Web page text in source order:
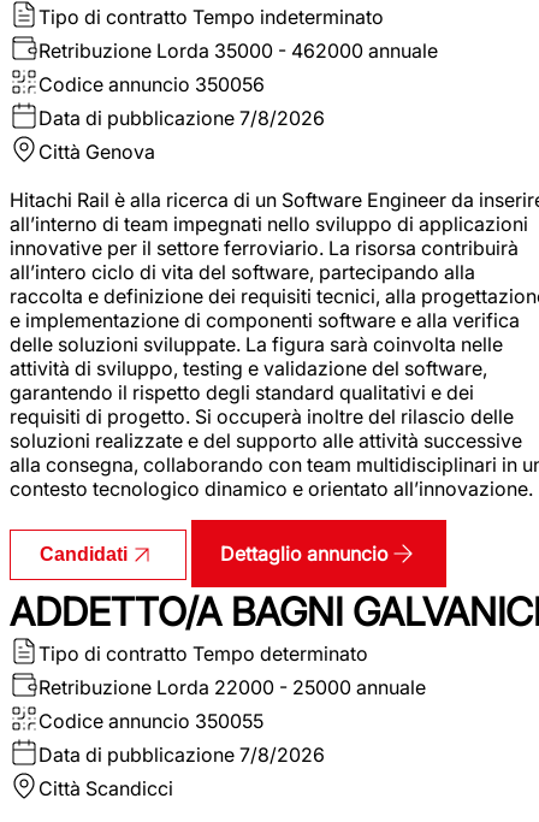
Tipo di contratto Tempo indeterminato
Retribuzione Lorda 35000 - 462000 annuale
Codice annuncio 350056
Data di pubblicazione 7/8/2026
Città Genova
Hitachi Rail è alla ricerca di un Software Engineer da
all’interno di team impegnati nello sviluppo di applicazioni
innovative per il settore ferroviario. La risorsa contribuirà
all’intero ciclo di vita del software, partecipando alla
raccolta e definizione dei requisiti tecnici, alla
e implementazione di componenti software e alla verifica
delle soluzioni sviluppate. La figura sarà coinvolta nelle
attività di sviluppo, testing e validazione del software,
garantendo il rispetto degli standard qualitativi e dei
requisiti di progetto. Si occuperà inoltre del rilascio delle
soluzioni realizzate e del supporto alle attività successive
alla consegna, collaborando con team multidisciplinari in
contesto tecnologico dinamico e orientato all’innovazione.
Candidati Dettaglio annuncio
ADDETTO/A BAGNI
Tipo di contratto Tempo determinato
Retribuzione Lorda 22000 - 25000 annuale
Codice annuncio 350055
Data di pubblicazione 7/8/2026
Città Scandicci